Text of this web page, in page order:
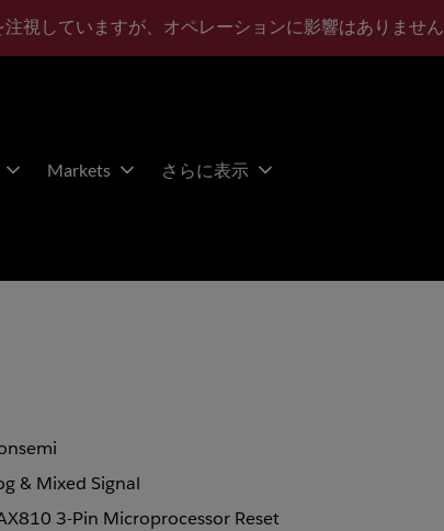
視していますが、オペレーションに影響はありません
Markets さらに表示
& Mixed Signal
3-Pin Microprocessor Reset